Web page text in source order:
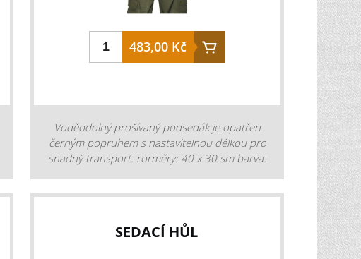
sedě nebo v leže - nastavitelná velikost -
stabilní v každém terénu - nízká váha, extra
lehký, ale pevný hliník - nastavitelná výška
barva: zelená hmotnost: 327 g výška: 85 -
483,00 Kč
Voděodolný prošívaný podsedák je opatřen
černým popruhem s nastavitelnou délkou pro
snadný transport. rorměry: 40 x 30 sm barva:
SEDACÍ HŮL